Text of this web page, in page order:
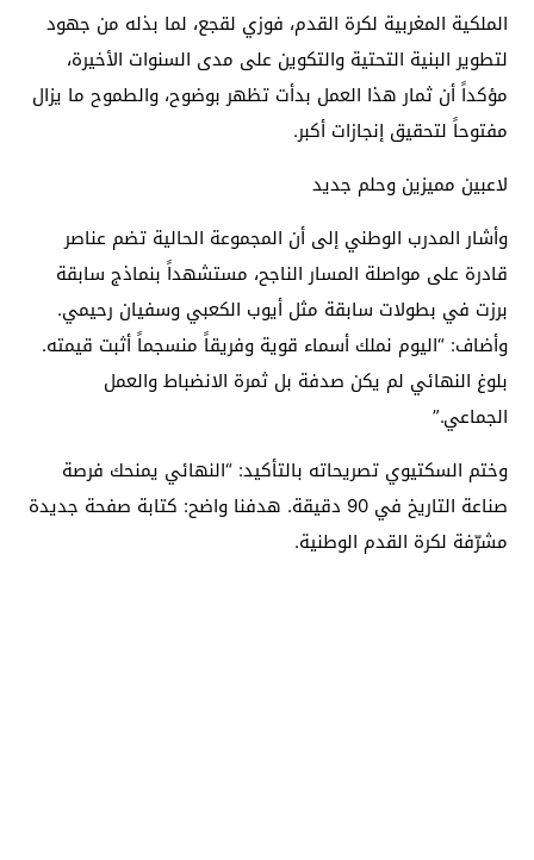
الملكية المغربية لكرة القدم، فوزي لقجع، لما بذله من جهود
لتطوير البنية التحتية والتكوين على مدى السنوات الأخيرة،
مؤكداً أن ثمار هذا العمل بدأت تظهر بوضوح، والطموح ما يزال
مفتوحاً لتحقيق إنجازات أكبر.
لاعبين مميزين وحلم جديد
وأشار المدرب الوطني إلى أن المجموعة الحالية تضم عناصر
قادرة على مواصلة المسار الناجح، مستشهداً بنماذج سابقة
برزت في بطولات سابقة مثل أيوب الكعبي وسفيان رحيمي.
وأضاف: “اليوم نملك أسماء قوية وفريقاً منسجماً أثبت قيمته.
بلوغ النهائي لم يكن صدفة بل ثمرة الانضباط والعمل
الجماعي.”
وختم السكتيوي تصريحاته بالتأكيد: “النهائي يمنحك فرصة
صناعة التاريخ في 90 دقيقة. هدفنا واضح: كتابة صفحة جديدة
مشرّفة لكرة القدم الوطنية.